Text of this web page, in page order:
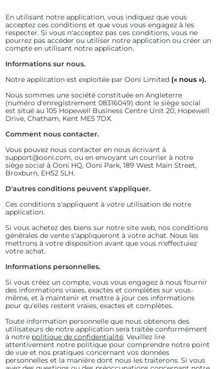
En utilisant notre application, vous indiquez que vous
acceptez ces conditions et que vous vous engagez à les
respecter. Si vous n'acceptez pas ces conditions, vous ne
pourrez pas accéder ou utiliser notre application ou créer un
compte en utilisant notre application.
Informations sur nous.
Notre application est exploitée par Ooni Limited (« nous »).
Nous sommes une société constituée en Angleterre
(numéro d'enregistrement 08316049) dont le siège social
est situé au 105 Hopewell Business Centre Unit 20, Hopewell
Drive, Chatham, Kent ME5 7DX.
Comment nous contacter.
Vous pouvez nous contacter en nous écrivant à
support@ooni.com, ou en envoyant un courrier à notre
siège social à Ooni HQ, Ooni Park, 189 West Main Street,
Broxburn, EH52 5LH.
D'autres conditions peuvent s'appliquer.
Ces conditions s'appliquent à votre utilisation de notre
application.
Si vous achetez des biens sur notre site web, nos conditions
générales de vente s'appliqueront à votre achat. Nous les
mettrons à votre disposition avant que vous n'effectuiez
votre achat.
Informations personnelles.
Si vous créez un compte, vous vous engagez à nous fournir
des informations vraies, exactes et complètes sur vous-
même, et à maintenir et mettre à jour ces informations
pour qu'elles restent vraies, exactes et complètes.
Toute information personnelle que nous obtenons des
utilisateurs de notre application sera traitée conformément
à notre politique de confidentialité. Veuillez lire
attentivement notre politique pour comprendre notre point
de vue et nos pratiques concernant vos données
personnelles et la manière dont nous les traiterons. Si vous